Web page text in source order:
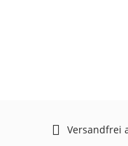
Versandfrei